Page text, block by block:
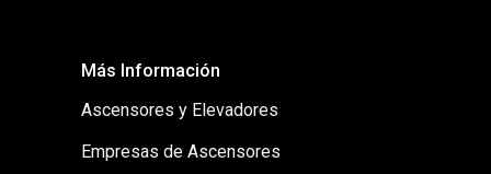
Más Información
Ascensores y Elevadores
Empresas de Ascensores